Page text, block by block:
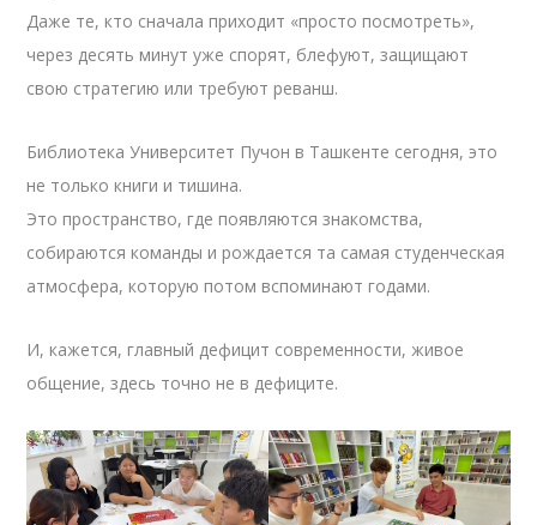
Даже те, кто сначала приходит «просто посмотреть»,
через десять минут уже спорят, блефуют, защищают
свою стратегию или требуют реванш.
Библиотека Университет Пучон в Ташкенте сегодня, это
не только книги и тишина.
Это пространство, где появляются знакомства,
собираются команды и рождается та самая студенческая
атмосфера, которую потом вспоминают годами.
И, кажется, главный дефицит современности, живое
общение, здесь точно не в дефиците.